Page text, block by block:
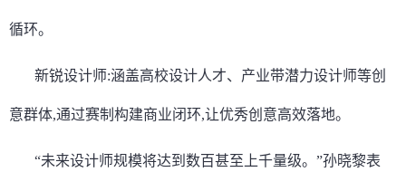
循环。
新锐设计师:涵盖高校设计人才、产业带潜力设计师等创
意群体,通过赛制构建商业闭环,让优秀创意高效落地。
“未来设计师规模将达到数百甚至上千量级。”孙晓黎表